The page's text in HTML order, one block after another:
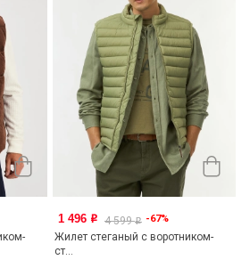
1 496 o 4 599o -67%
Жилет стеганый с воротником-
ст...